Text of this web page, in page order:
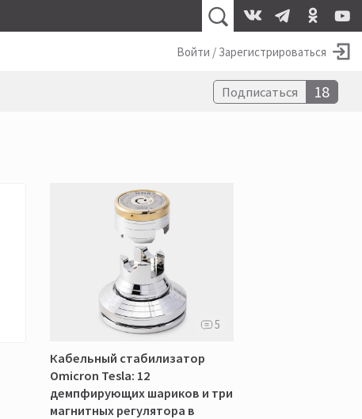
Войти / Зарегистрироваться
Подписаться 18
5
Кабельный стабилизатор
Omicron Tesla: 12
демпфирующих шариков и три
магнитных регулятора в